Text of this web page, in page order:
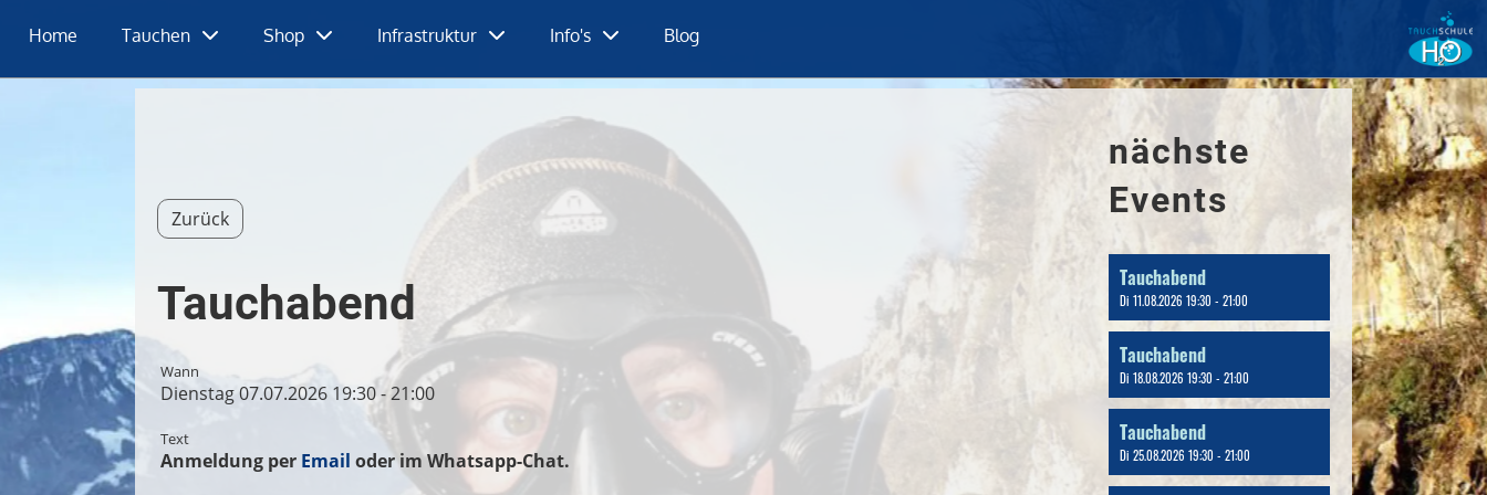
Home Tauchen Shop Infrastruktur Info's Blog
Zurück
Tauchabend
Wann
Dienstag 07.07.2026 19:30 - 21:00
Text
Anmeldung per Email oder im Whatsapp-Chat.
nächste
Events
Tauchabend
Di 11.08.2026 19:30 - 21:00
Tauchabend
Di 18.08.2026 19:30 - 21:00
Tauchabend
Di 25.08.2026 19:30 - 21:00